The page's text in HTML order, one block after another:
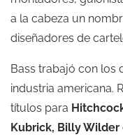
a la cabeza un
diseñadores de
Bass trabajó con los
industria americana.
títulos para
Kubrick, Billy Wilder